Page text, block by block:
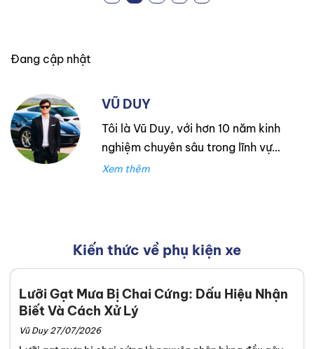
Đang cập nhật
VŨ DUY
Tôi là Vũ Duy, với hơn 10 năm kinh
nghiệm chuyên sâu trong lĩnh vực
lốp xe. Trong suốt thời gian đó,
cân bằng lốp hiệu suất cao.
Trước đó, tôi đã tích lũy kinh
trò kỹ sư Công Nghệ Ô Tô. Tôi tự
hào đã tư vấn thành công cho
Kiến thức về phụ kiện xe
Lưỡi Gạt Mưa Bị Chai Cứng: Dấu Hiệu Nhận
Biết Và Cách Xử Lý
Vũ Duy 27/07/2026